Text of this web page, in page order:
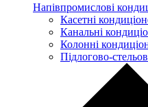
Напівпромислові
Касетні
Канальні
Колонні
Підлогово-